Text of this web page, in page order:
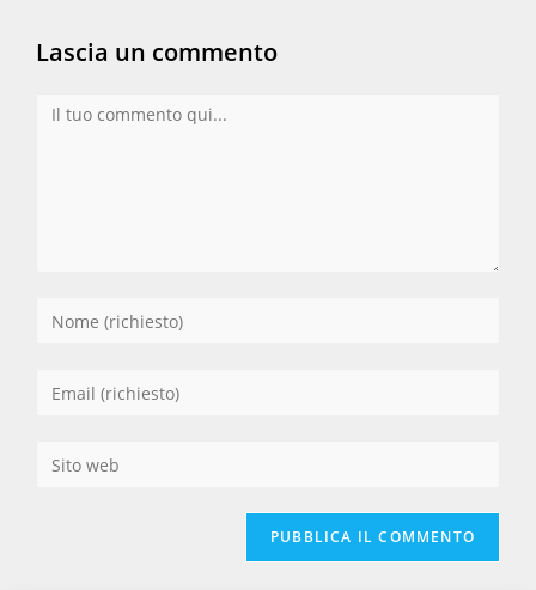
Lascia un commento
Commento
Inserisci
nome
nome
Inserisci
indirizzo
Inserisci